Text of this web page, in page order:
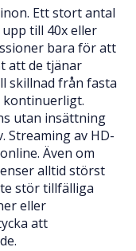
Ett stort antal
till 40x eller
bara för att
att de tjänar
skillnad från fasta
kontinuerligt.
utan insättning
Streaming av HD-
Även om
alltid störst
stör tillfälliga
eller
att